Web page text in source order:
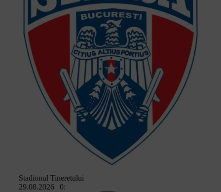
Stadionul Tineretului
29.08.2026 | 0: